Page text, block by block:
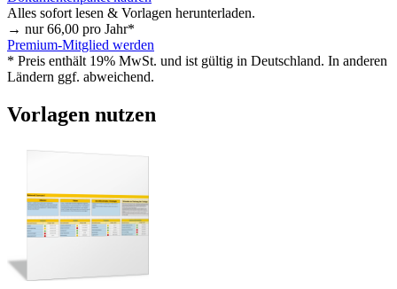
Alles sofort lesen & Vorlagen herunterladen.
→ nur66,00 pro Jahr*
Premium-Mitglied werden
* Preis enthält 19% MwSt. und ist gültig in Deutschland. In anderen
Ländern ggf. abweichend.
Vorlagen nutzen